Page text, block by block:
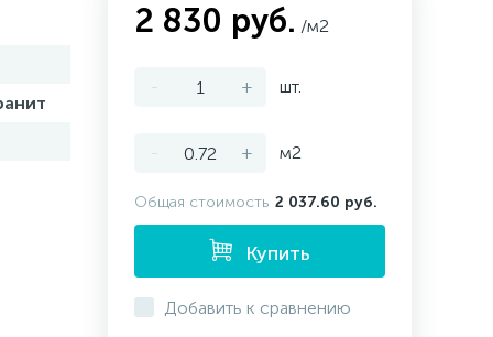
2 830 руб. /м2
- + шт.
- + м2
Общая стоимость 2 037.60 руб.
Купить
Добавить к сравнению